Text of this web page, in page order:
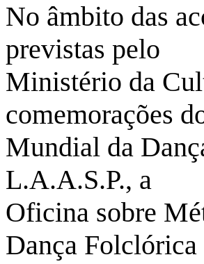
No âmbito das
previstas pelo
Ministério da
comemorações
Mundial da
L.A.A.S.P., a
Oficina sobre
Dança Folclórica